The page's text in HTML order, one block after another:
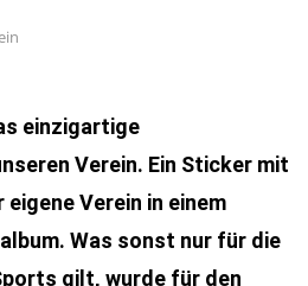
einzigartige
Verein. Ein Sticker mit
Verein in einem
Was sonst nur für die
gilt, wurde für den